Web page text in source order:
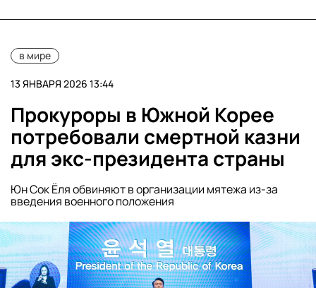
в мире
13 ЯНВАРЯ 2026 13:44
Прокуроры в Южной Корее
потребовали смертной казни
для экс-президента страны
Юн Сок Ёля обвиняют в организации мятежа из-за
введения военного положения